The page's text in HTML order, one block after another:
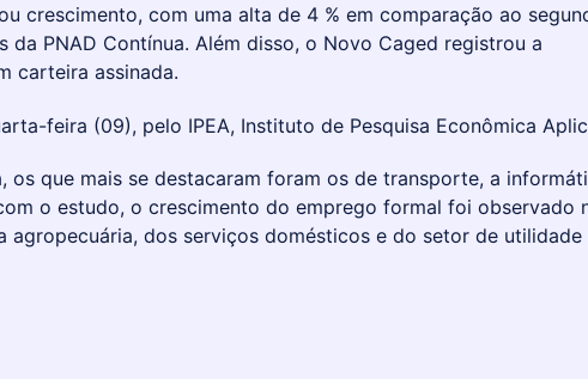
crescimento, com uma alta de 4 % em comparação ao
PNAD Contínua. Além disso, o Novo Caged registrou a
carteira assinada.
feira (09), pelo IPEA, Instituto de Pesquisa Econômica
os que mais se destacaram foram os de transporte, a
o estudo, o crescimento do emprego formal foi observado
agropecuária, dos serviços domésticos e do setor de utilidade